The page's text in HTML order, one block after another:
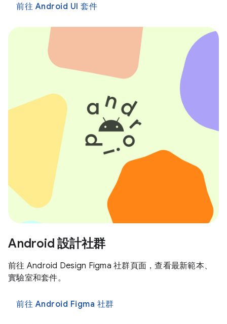
前往 Android UI 套件
Android 設計社群
前往 Android Design Figma 社群頁面，查看最新範本、
實驗室和套件。
前往 Android Figma 社群